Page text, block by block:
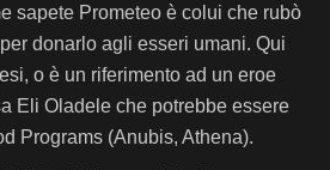
sapete Prometeo è colui che rubò
donarlo agli esseri umani. Qui
o è un riferimento ad un eroe
Eli Oladele che potrebbe essere
Programs (Anubis, Athena).